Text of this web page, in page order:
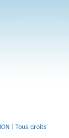
| Tous droits